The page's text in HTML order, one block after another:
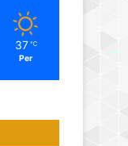
37 ℃
Per